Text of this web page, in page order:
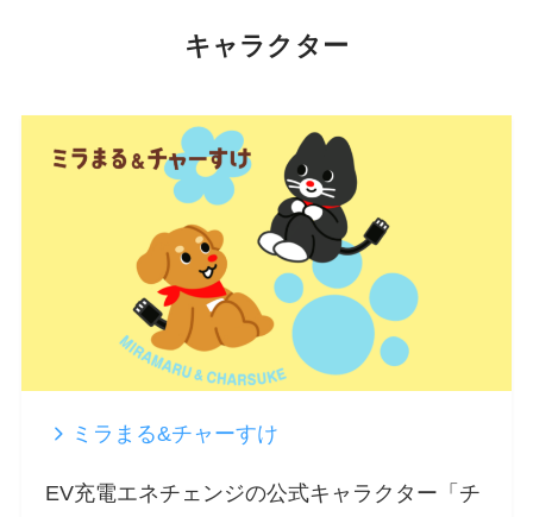
キャラクター
ミラまる&チャーすけ
EV充電エネチェンジの公式キャラクター「チ